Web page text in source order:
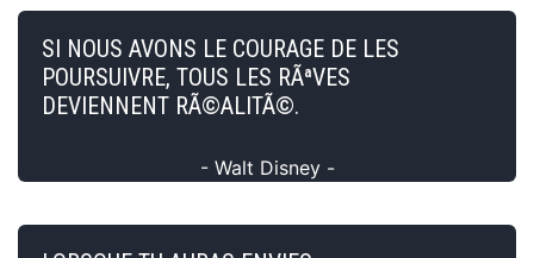
SI NOUS AVONS LE COURAGE DE LES
POURSUIVRE, TOUS LES RÃªVES
DEVIENNENT RÃ©ALITÃ©.
- Walt Disney -